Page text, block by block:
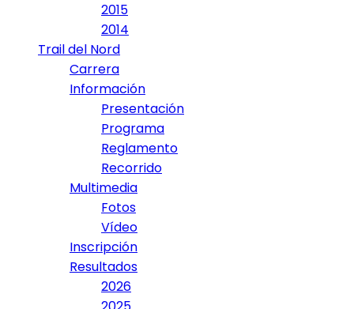
2015
2014
Trail del Nord
Carrera
Información
Presentación
Programa
Reglamento
Recorrido
Multimedia
Fotos
Vídeo
Inscripción
Resultados
2026